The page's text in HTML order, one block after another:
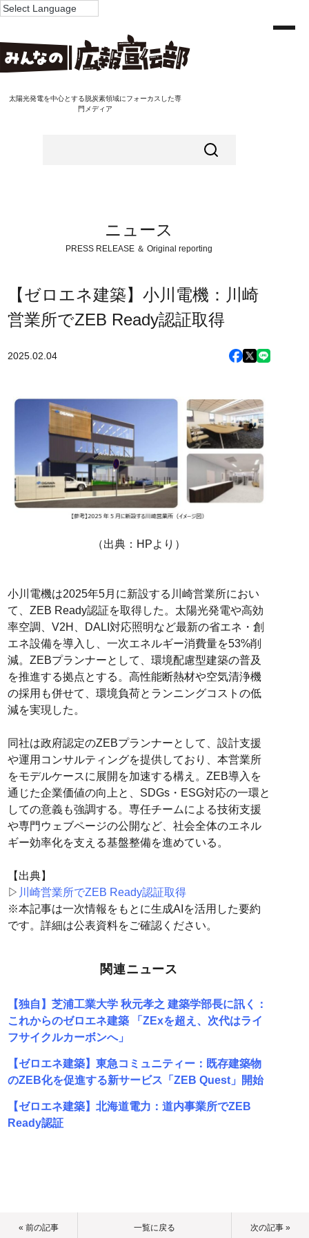
太陽光発電を中心とする脱炭素領域にフォーカスした専
門メディア
ニュース
PRESS RELEASE ＆ Original reporting
【ゼロエネ建築】小川電機：川崎
営業所でZEB Ready認証取得
2025.02.04
（出典：HPより）
小川電機は2025年5月に新設する川崎営業所におい
て、ZEB Ready認証を取得した。太陽光発電や高効
率空調、V2H、DALI対応照明など最新の省エネ・創
エネ設備を導入し、一次エネルギー消費量を53%削
減。ZEBプランナーとして、環境配慮型建築の普及
を推進する拠点とする。高性能断熱材や空気清浄機
の採用も併せて、環境負荷とランニングコストの低
減を実現した。
同社は政府認定のZEBプランナーとして、設計支援
や運用コンサルティングを提供しており、本営業所
をモデルケースに展開を加速する構え。ZEB導入を
通じた企業価値の向上と、SDGs・ESG対応の一環と
しての意義も強調する。専任チームによる技術支援
や専門ウェブページの公開など、社会全体のエネル
ギー効率化を支える基盤整備を進めている。
【出典】
▷ 川崎営業所でZEB Ready認証取得
※本記事は一次情報をもとに生成AIを活用した要約
です。詳細は公表資料をご確認ください。
関連ニュース
【独自】芝浦工業大学 秋元孝之 建築学部長に訊く：
これからのゼロエネ建築 「ZExを超え、次代はライ
フサイクルカーボンへ」
【ゼロエネ建築】東急コミュニティー：既存建築物
のZEB化を促進する新サービス「ZEB Quest」開始
【ゼロエネ建築】北海道電力：道内事業所でZEB
Ready認証
« 前の記事 一覧に戻る 次の記事 »